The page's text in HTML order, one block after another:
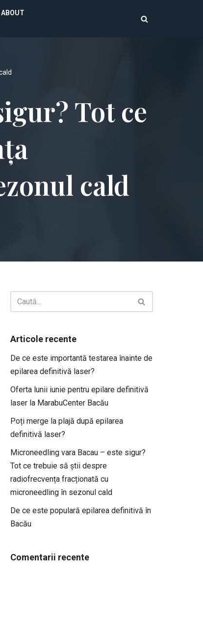
ABOUT
Tot ce
cald
Articole recente
De ce este importantă testarea înainte de
epilarea definitivă laser?
Oferta lunii iunie pentru epilare definitivă
laser la MarabuCenter Bacău
Poți merge la plajă după epilarea
definitivă laser?
Microneedling vara Bacau – este sigur?
Tot ce trebuie să știi despre
radiofrecvența fracționată cu
microneedling în sezonul cald
De ce este populară epilarea definitivă în
Bacău
Comentarii recente